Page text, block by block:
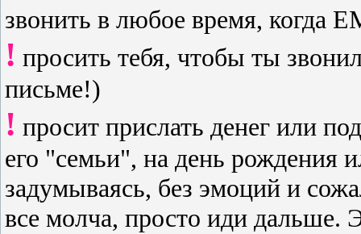
звонить в любое время,
! просить тебя, чтобы ты
письме!)
! просит прислать денег или
его "семьи", на день рождения
задумываясь, без эмоций и
все молча, просто иди дальше.